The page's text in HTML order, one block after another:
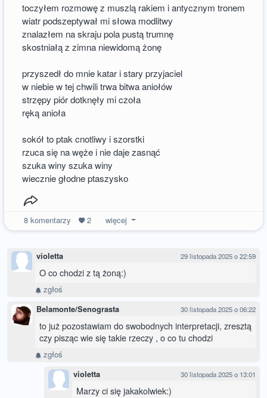
toczyłem rozmowę z muszlą rakiem i antycznym tronem
wiatr podszeptywał mi słowa modlitwy
znalazłem na skraju pola pustą trumnę
skostniałą z zimna niewidomą żonę
przyszedł do mnie katar i stary przyjaciel
w niebie w tej chwili trwa bitwa aniołów
strzępy piór dotknęły mi czoła
ręką anioła
sokół to ptak cnotliwy i szorstki
rzuca się na węże i nie daje zasnąć
szuka winy szuka winy
wiecznie głodne ptaszysko
8komentarzy 2 więcej
violetta 29 listopada 2025 o 22:59
O co chodzi z tą żoną:)
zgłoś
Belamonte/Senograsta 30 listopada 2025 o 06:22
to już pozostawiam do swobodnych interpretacji, zresztą
czy pisząc wie się takie rzeczy , o co tu chodzi
zgłoś
violetta 30 listopada 2025 o 13:01
Marzy ci się jakakolwiek:)